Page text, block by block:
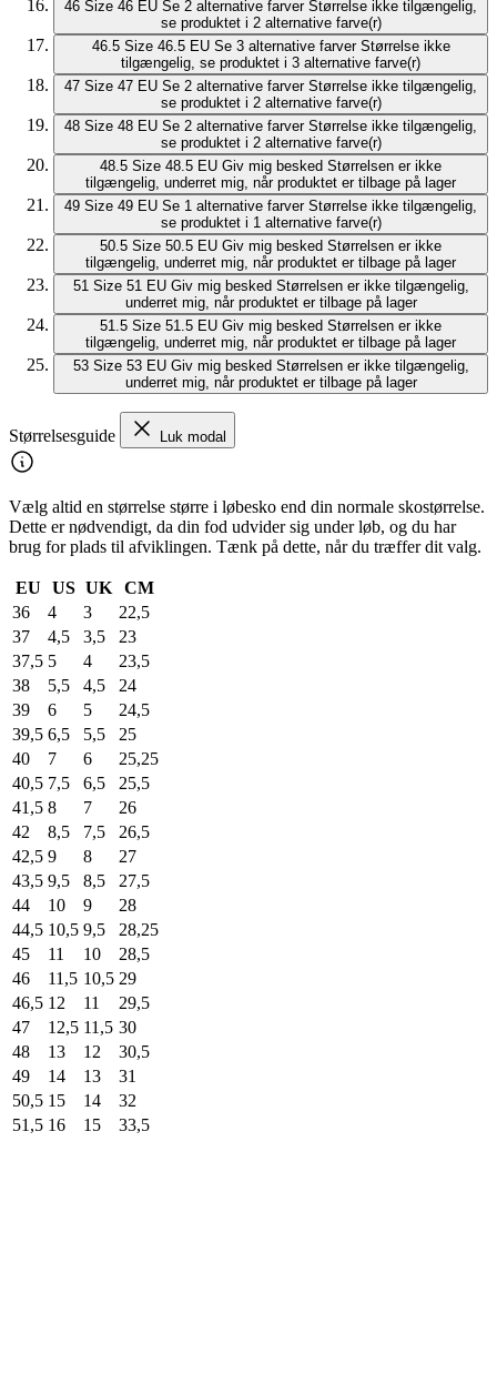
46 Size 46 EU Se 2 alternative farver Størrelse ikke tilgængelig,
se produktet i 2 alternative farve(r)
46.5 Size 46.5 EU Se 3 alternative farver Størrelse ikke
tilgængelig, se produktet i 3 alternative farve(r)
47 Size 47 EU Se 2 alternative farver Størrelse ikke tilgængelig,
se produktet i 2 alternative farve(r)
48 Size 48 EU Se 2 alternative farver Størrelse ikke tilgængelig,
se produktet i 2 alternative farve(r)
48.5 Size 48.5 EU Giv mig besked Størrelsen er ikke
tilgængelig, underret mig, når produktet er tilbage på lager
49 Size 49 EU Se 1 alternative farver Størrelse ikke tilgængelig,
se produktet i 1 alternative farve(r)
50.5 Size 50.5 EU Giv mig besked Størrelsen er ikke
tilgængelig, underret mig, når produktet er tilbage på lager
51 Size 51 EU Giv mig besked Størrelsen er ikke tilgængelig,
underret mig, når produktet er tilbage på lager
51.5 Size 51.5 EU Giv mig besked Størrelsen er ikke
tilgængelig, underret mig, når produktet er tilbage på lager
53 Size 53 EU Giv mig besked Størrelsen er ikke tilgængelig,
underret mig, når produktet er tilbage på lager
Størrelsesguide Luk modal
Vælg altid en størrelse større i løbesko end din normale skostørrelse.
Dette er nødvendigt, da din fod udvider sig under løb, og du har
brug for plads til afviklingen. Tænk på dette, når du træffer dit valg.
EU US UK
CM
36
4 3
22,5
37
4,5 3,5
23
37,5 5 4
23,5
38
5,5 4,5
24
39
6 5
24,5
39,5 6,5 5,5
25
40
7 6
25,25
40,5 7,5 6,5
25,5
41,5 8 7
26
42
8,5 7,5
26,5
42,5 9 8
27
43,5 9,5 8,5
27,5
44
10 9
28
44,5 10,5 9,5
28,25
45
11 10
28,5
46
11,5 10,5 29
46,5 12 11
29,5
47
12,5 11,5 30
48
13 12
30,5
49
14 13
31
50,5 15 14
32
51,5 16 15 33,5